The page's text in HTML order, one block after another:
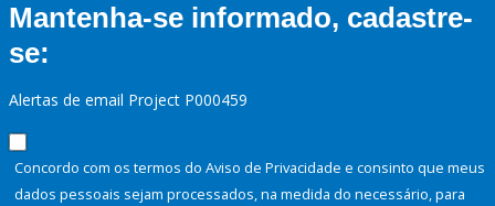
Mantenha-se informado, cadastre-
se:
Alertas de email Project P000459
Concordo com os termos do Aviso de Privacidade e consinto que meus
dados pessoais sejam processados, na medida do necessário, para